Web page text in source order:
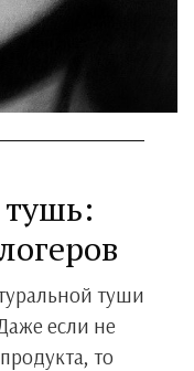
туши
если не
то